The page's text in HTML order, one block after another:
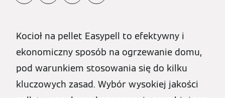
Kocioł na pellet Easypell to efektywny i
ekonomiczny sposób na ogrzewanie domu,
pod warunkiem stosowania się do kilku
kluczowych zasad. Wybór wysokiej jakości